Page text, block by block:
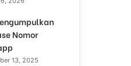
Nomor
13, 2025